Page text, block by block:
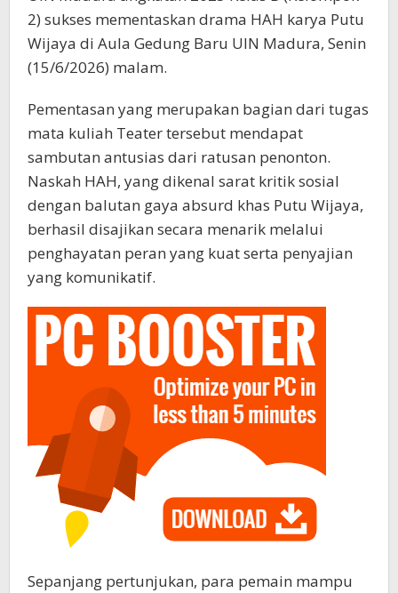
2) sukses mementaskan drama HAH karya Putu
Wijaya di Aula Gedung Baru UIN Madura, Senin
(15/6/2026) malam.
Pementasan yang merupakan bagian dari tugas
mata kuliah Teater tersebut mendapat
sambutan antusias dari ratusan penonton.
Naskah HAH, yang dikenal sarat kritik sosial
dengan balutan gaya absurd khas Putu Wijaya,
berhasil disajikan secara menarik melalui
penghayatan peran yang kuat serta penyajian
yang komunikatif.
Sepanjang pertunjukan, para pemain mampu